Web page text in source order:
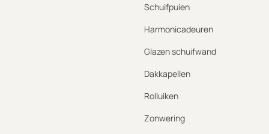
Schuifpuien
Harmonicadeuren
Glazen schuifwand
Dakkapellen
Rolluiken
Zonwering